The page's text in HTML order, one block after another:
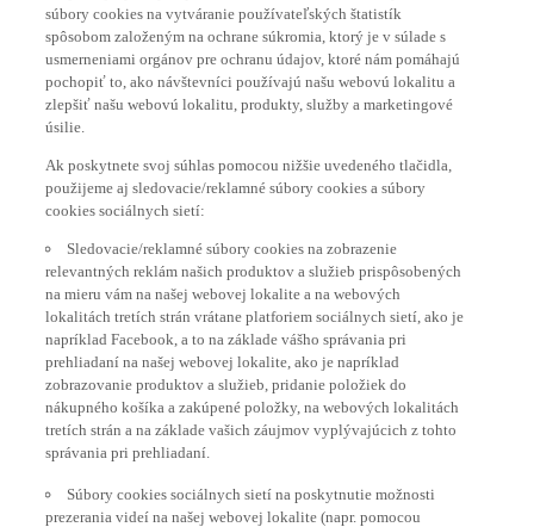
súbory cookies na vytváranie používateľských štatistík
spôsobom založeným na ochrane súkromia, ktorý je v súlade s
usmerneniami orgánov pre ochranu údajov, ktoré nám pomáhajú
pochopiť to, ako návštevníci používajú našu webovú lokalitu a
zlepšiť našu webovú lokalitu, produkty, služby a marketingové
úsilie.
Ak poskytnete svoj súhlas pomocou nižšie uvedeného tlačidla,
použijeme aj sledovacie/reklamné súbory cookies a súbory
cookies sociálnych sietí:
Sledovacie/reklamné súbory cookies na zobrazenie
relevantných reklám našich produktov a služieb prispôsobených
na mieru vám na našej webovej lokalite a na webových
lokalitách tretích strán vrátane platforiem sociálnych sietí, ako je
napríklad Facebook, a to na základe vášho správania pri
prehliadaní na našej webovej lokalite, ako je napríklad
zobrazovanie produktov a služieb, pridanie položiek do
nákupného košíka a zakúpené položky, na webových lokalitách
tretích strán a na základe vašich záujmov vyplývajúcich z tohto
správania pri prehliadaní.
Súbory cookies sociálnych sietí na poskytnutie možnosti
prezerania videí na našej webovej lokalite (napr. pomocou